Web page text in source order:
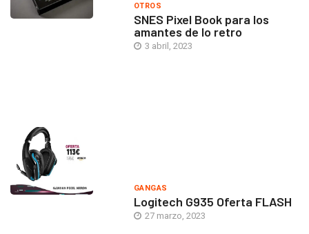
OTROS
SNES Pixel Book para los
amantes de lo retro
3 abril, 2023
GANGAS
Logitech G935 Oferta FLASH
27 marzo, 2023